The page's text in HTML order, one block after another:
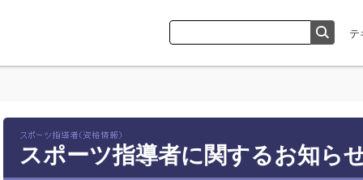
スポーツ指導者に関するお知ら